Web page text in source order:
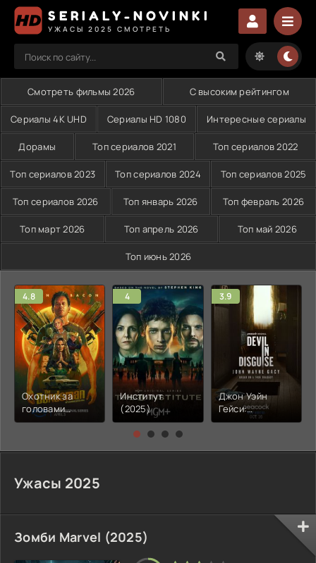
SERIALY-NOVINKI
УЖАСЫ 2025 СМОТРЕТЬ
Смотреть фильмы 2026 С высоким рейтингом
Сериалы 4K UHD Сериалы HD 1080 Интересные сериалы
Дорамы Топ сериалов 2021 Топ сериалов 2022
Топ сериалов 2023 Топ сериалов 2024 Топ сериалов 2025
Топ сериалов 2026 Топ январь 2026 Топ февраль 2026
Топ март 2026 Топ апрель 2026 Топ май 2026
Топ июнь 2026
4.8
Охотник за
головами
(2025)
4
Институт
(2025)
3.9
Джон Уэйн
Гейси:
Замаскированный
Ужасы 2025
Зомби Marvel (2025)